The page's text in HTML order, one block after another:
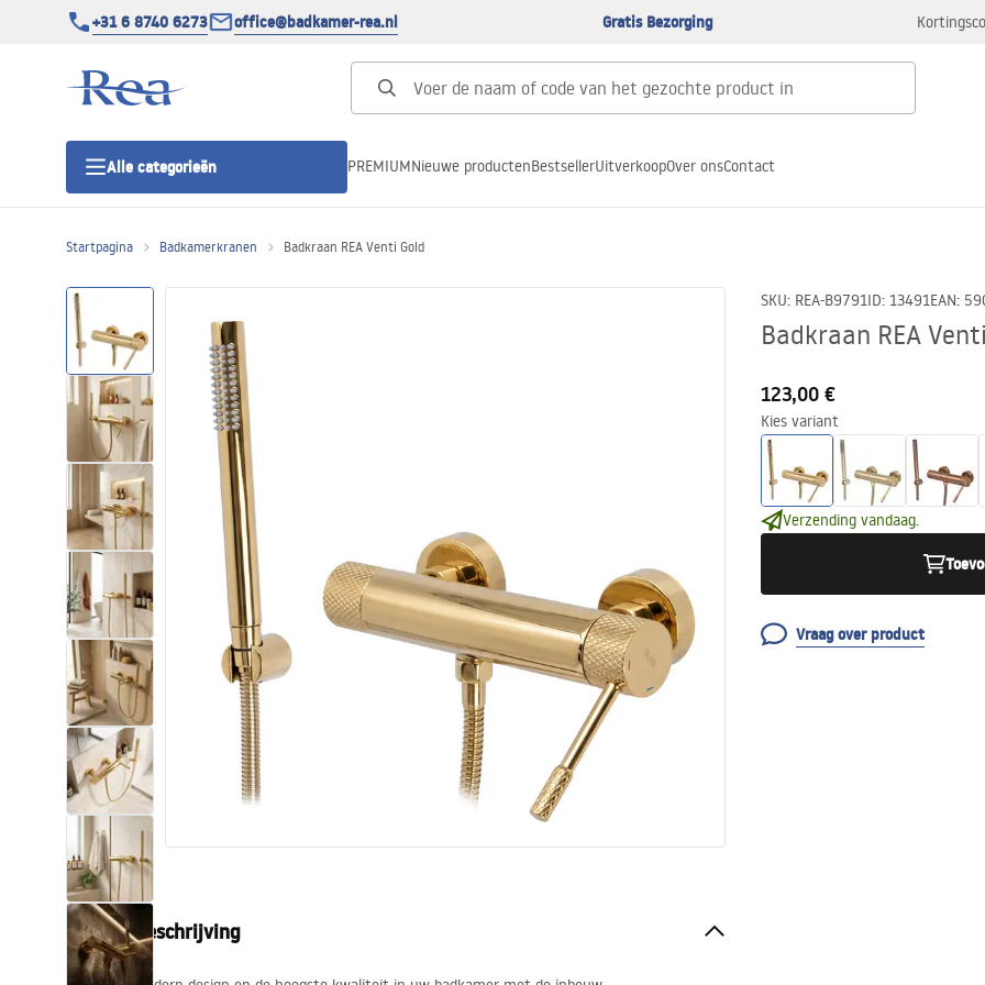
+31 6 8740 6273 office@badkamer-rea.nl Gratis Bezorging
Alle categorieën
Douchedeur
Douchebakken
Lineaire Douchegoten
Toiletten
Wastafels
Baden en badwanden
Kranen
Douches
Keuken
Badkameraccessoires
PREMIUMNieuwe productenBestsellerUitverkoopOver onsContact
Startpagina Badkamerkranen Badkraan REA Venti Gold
SKU: REA-B9791ID: 13491EAN:
Badkraan REA
123,00 €
Kies variant
Verzending vandaag.
Vraag over product
Productbeschrijving